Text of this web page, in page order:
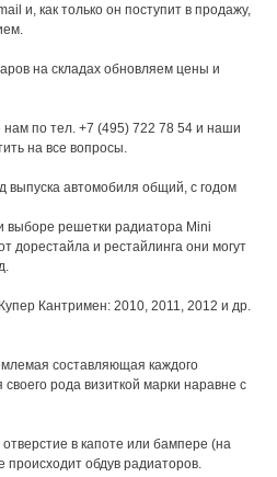
и, как только он поступит в продажу,
на складах обновляем цены и
по тел. +7 (495) 722 78 54 и наши
на все вопросы.
выпуска автомобиля общий, с годом
выборе решетки радиатора Mini
дорестайла и рестайлинга они могут
Кантримен: 2010, 2011, 2012 и др.
составляющая каждого
рода визиткой марки наравне с
в капоте или бампере (на
происходит обдув радиаторов.